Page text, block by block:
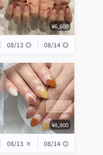
¥6,600
08/13 ◎ 08/14 ◎
¥8,800
08/13 × 08/14 ◎